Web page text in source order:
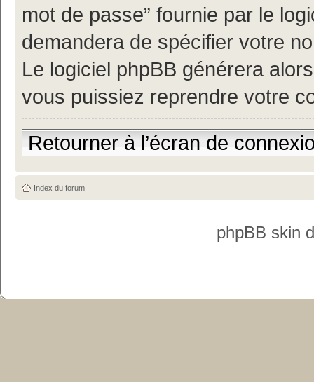
mot de passe” fournie par le
demandera de spécifier votre
Le logiciel phpBB générera
vous puissiez reprendre votre
Retourner à l’écran de
Index du forum
phpBB skin